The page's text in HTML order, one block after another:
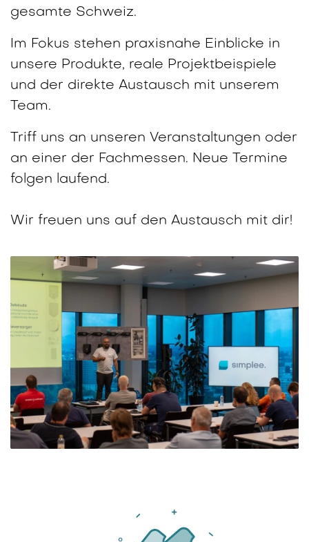
gesamte Schweiz.
Im Fokus stehen praxisnahe Einblicke in
unsere Produkte, reale Projektbeispiele
und der direkte Austausch mit unserem
Team.
Triff uns an unseren Veranstaltungen oder
an einer der Fachmessen. Neue Termine
folgen laufend.
Wir freuen uns auf den Austausch mit dir!